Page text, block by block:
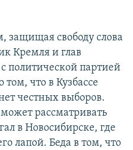
защищая свободу слова
Кремля и глав
политической партией
том, что в Кузбассе
честных выборов.
может рассматривать
в Новосибирске, где
лапой. Беда в том, что